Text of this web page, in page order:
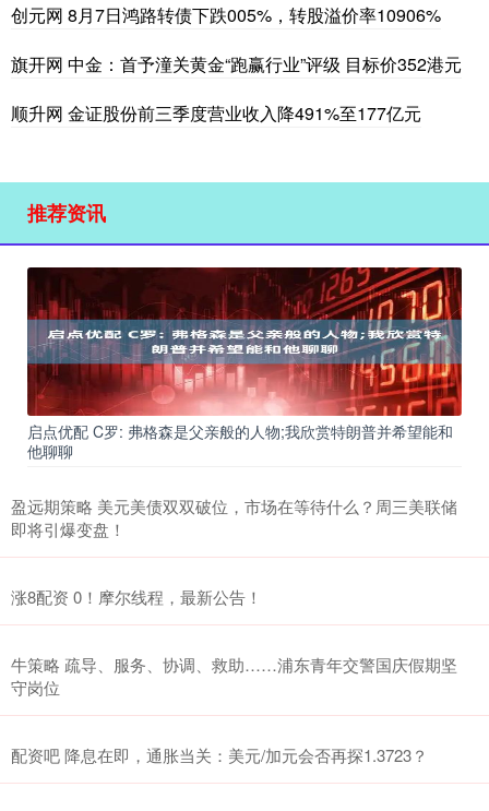
创元网 8月7日鸿路转债下跌005%，转股溢价率10906%
旗开网 中金：首予潼关黄金“跑赢行业”评级 目标价352港元
顺升网 金证股份前三季度营业收入降491%至177亿元
推荐资讯
启点优配 C罗: 弗格森是父亲般的人物;我欣赏特朗普并希望能和
他聊聊
盈远期策略 美元美债双双破位，市场在等待什么？周三美联储
即将引爆变盘！
涨8配资 0！摩尔线程，最新公告！
牛策略 疏导、服务、协调、救助……浦东青年交警国庆假期坚
守岗位
配资吧 降息在即，通胀当关：美元/加元会否再探1.3723？